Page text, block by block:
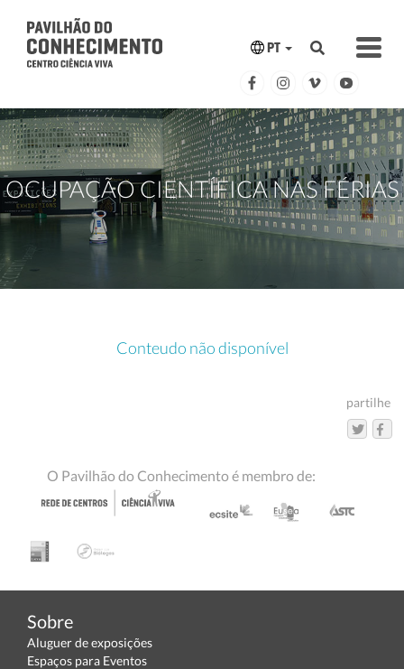
PT
OCUPAÇÃO CIENTÍFICA NAS FÉRIAS
Conteudo não disponível
partilhe
O Pavilhão do Conhecimento é membro de:
Sobre
Aluguer de exposições
Espaços para Eventos